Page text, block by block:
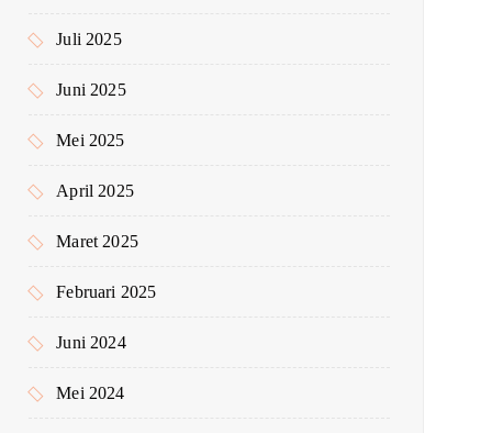
Juli 2025
Juni 2025
Mei 2025
April 2025
Maret 2025
Februari 2025
Juni 2024
Mei 2024